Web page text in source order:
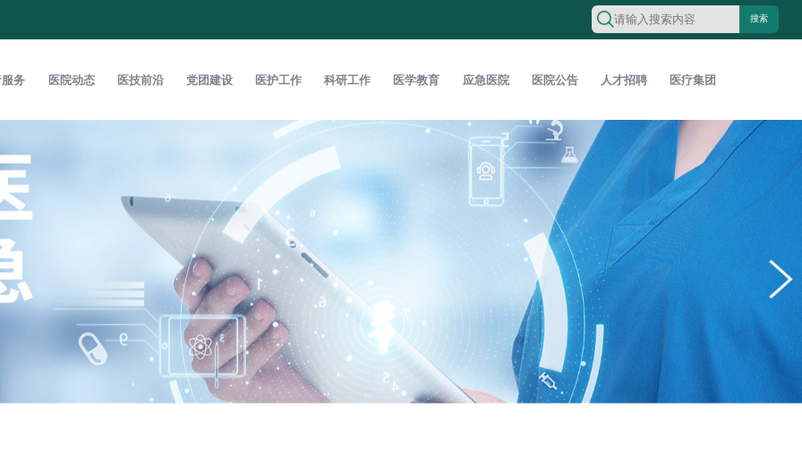
务 医院动态 医技前沿 党团建设 医护工作 科研工作 医学教育 应急医院 医院公告 人才招聘 医疗集团
搜索